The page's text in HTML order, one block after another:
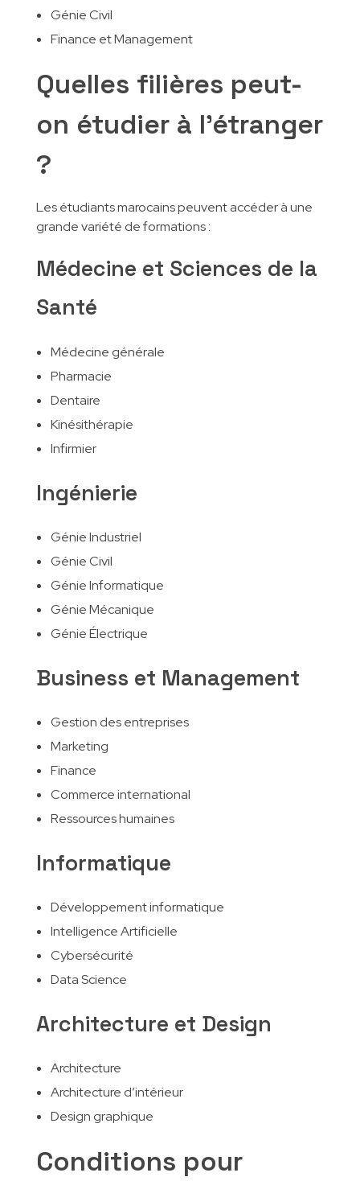
Génie Civil
Finance et Management
Quelles filières peut-
on étudier à l’étranger
?
Les étudiants marocains peuvent accéder à une
grande variété de formations :
Médecine et Sciences de la
Santé
Médecine générale
Pharmacie
Dentaire
Kinésithérapie
Infirmier
Ingénierie
Génie Industriel
Génie Civil
Génie Informatique
Génie Mécanique
Génie Électrique
Business et Management
Gestion des entreprises
Marketing
Finance
Commerce international
Ressources humaines
Informatique
Développement informatique
Intelligence Artificielle
Cybersécurité
Data Science
Architecture et Design
Architecture
Architecture d’intérieur
Design graphique
Conditions pour